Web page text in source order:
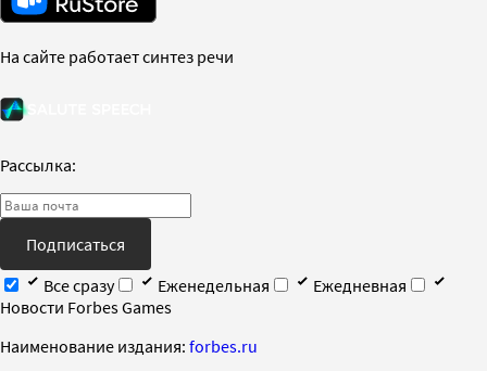
На сайте работает синтез речи
Рассылка:
Подписаться
Все сразу
Еженедельная
Ежедневная
Новости Forbes Games
Наименование издания: forbes.ru